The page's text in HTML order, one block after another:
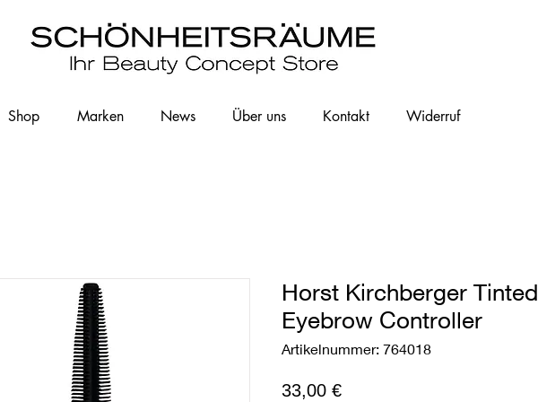
Shop Marken News Über uns Kontakt Widerruf
Horst Kirchberger Tinted
Eyebrow Controller
Artikelnummer: 764018
33,00 €Preis